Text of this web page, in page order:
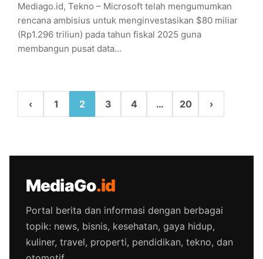
Mediago.id, Tekno – Microsoft telah mengumumkan
rencana ambisius untuk menginvestasikan $80 miliar
(Rp1.296 triliun) pada tahun fiskal 2025 guna
membangun pusat data…
‹ 1 2 3 4 … 20 ›
MediaGo.id
Portal berita dan informasi dengan berbagai
topik: news, bisnis, kesehatan, gaya hidup,
kuliner, travel, properti, pendidikan, tekno, dan